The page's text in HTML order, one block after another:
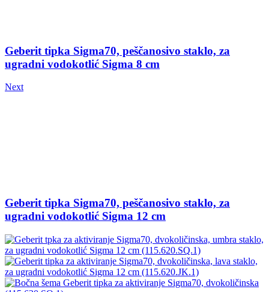
Geberit tipka Sigma70, peščanosivo staklo, za
ugradni vodokotlić Sigma 8 cm
Next
Geberit tipka Sigma70, peščanosivo staklo, za
ugradni vodokotlić Sigma 12 cm